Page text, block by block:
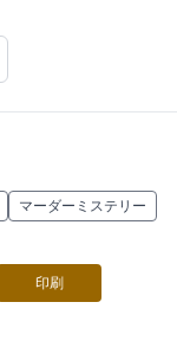
マーダーミステリー
印刷